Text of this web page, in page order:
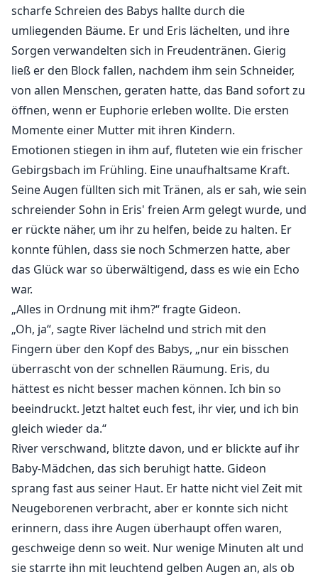
scharfe Schreien des Babys hallte durch die
umliegenden Bäume. Er und Eris lächelten, und ihre
Sorgen verwandelten sich in Freudentränen. Gierig
ließ er den Block fallen, nachdem ihm sein Schneider,
von allen Menschen, geraten hatte, das Band sofort zu
öffnen, wenn er Euphorie erleben wollte. Die ersten
Momente einer Mutter mit ihren Kindern.
Emotionen stiegen in ihm auf, fluteten wie ein frischer
Gebirgsbach im Frühling. Eine unaufhaltsame Kraft.
Seine Augen füllten sich mit Tränen, als er sah, wie sein
schreiender Sohn in Eris' freien Arm gelegt wurde, und
er rückte näher, um ihr zu helfen, beide zu halten. Er
konnte fühlen, dass sie noch Schmerzen hatte, aber
das Glück war so überwältigend, dass es wie ein Echo
war.
„Alles in Ordnung mit ihm?“ fragte Gideon.
„Oh, ja“, sagte River lächelnd und strich mit den
Fingern über den Kopf des Babys, „nur ein bisschen
überrascht von der schnellen Räumung. Eris, du
hättest es nicht besser machen können. Ich bin so
beeindruckt. Jetzt haltet euch fest, ihr vier, und ich bin
gleich wieder da.“
River verschwand, blitzte davon, und er blickte auf ihr
Baby-Mädchen, das sich beruhigt hatte. Gideon
sprang fast aus seiner Haut. Er hatte nicht viel Zeit mit
Neugeborenen verbracht, aber er konnte sich nicht
erinnern, dass ihre Augen überhaupt offen waren,
geschweige denn so weit. Nur wenige Minuten alt und
sie starrte ihn mit leuchtend gelben Augen an, als ob